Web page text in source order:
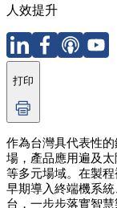
人效提升
打印
作為台灣具代表性
場，產品應用遍及
等多元場域。在製
早期導入終端機系
台，一步步落實智慧